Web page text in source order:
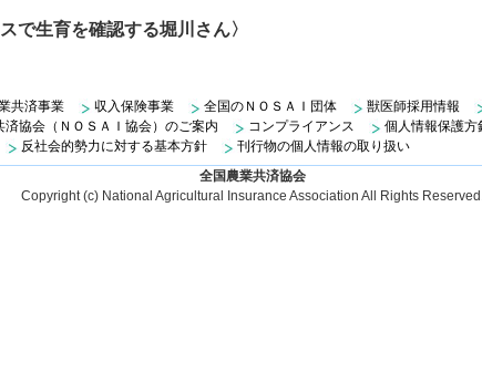
で生育を確認する堀川さん〉
共済事業 収入保険事業 全国のＮＯＳＡＩ団体 獣医師採用情報
済協会（ＮＯＳＡＩ協会）のご案内
コンプライアンス
個人情報保護方
反社会的勢力に対する基本方針
刊行物の個人情報の取り扱い
全国農業共済協会
Copyright (c) National Agricultural Insurance Association All Rights